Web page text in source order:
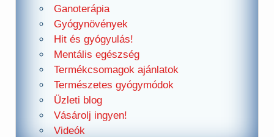
Ganoterápia
Gyógynövények
Hit és gyógyulás!
Mentális egészség
Termékcsomagok ajánlatok
Természetes gyógymódok
Üzleti blog
Vásárolj ingyen!
Videók